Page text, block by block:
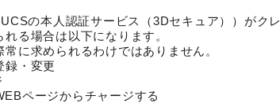
の本人認証サービス（3Dセキュア））がクレ
る場合は以下になります。
に求められるわけではありません。
録・変更
ページからチャージする